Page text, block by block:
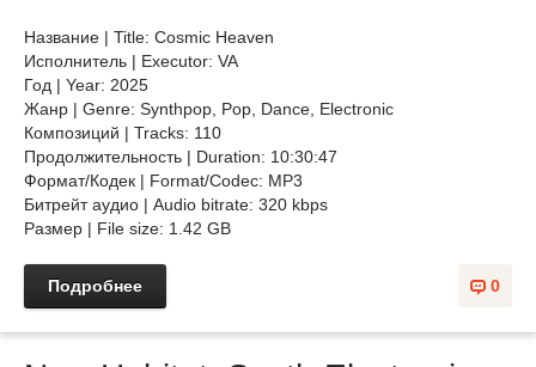
Название | Title: Cosmic Heaven
Исполнитель | Executor: VA
Год | Year: 2025
Жанр | Genre: Synthpop, Pop, Dance, Electronic
Композиций | Tracks: 110
Продолжительность | Duration: 10:30:47
Формат/Кодек | Format/Codec: MP3
Битрейт аудио | Audio bitrate: 320 kbps
Размер | File size: 1.42 GB
0
Подробнее